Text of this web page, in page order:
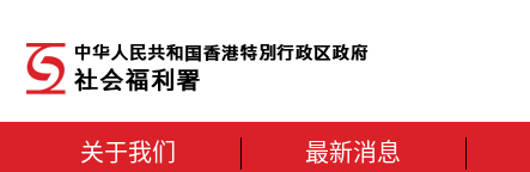
关于我们 最新消息